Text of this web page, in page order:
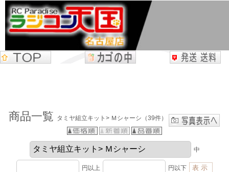
商品一覧 タミヤ組立キット> Ｍシャーシ（39件）
中
円以上 円以下